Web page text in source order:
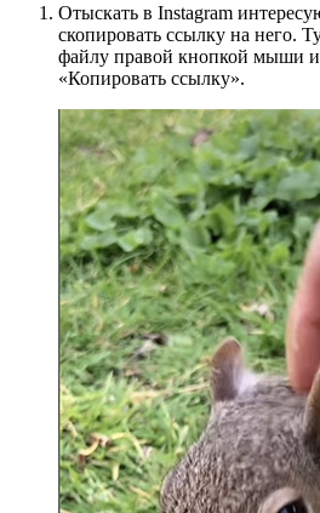
Отыскать в Instagram
скопировать ссылку на него.
файлу правой кнопкой мыши
«Копировать ссылку».